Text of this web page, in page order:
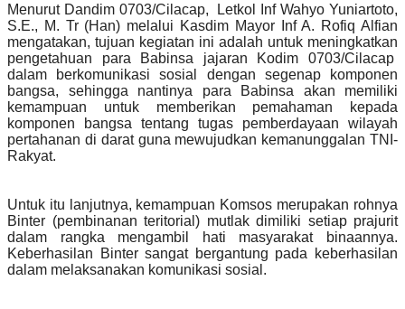
Menurut Dandim 0703/Cilacap, Letkol Inf Wahyo Yuniartoto,
S.E., M. Tr (Han) melalui Kasdim Mayor Inf A. Rofiq Alfian
mengatakan, tujuan kegiatan ini adalah untuk meningkatkan
pengetahuan para Babinsa jajaran Kodim 0703/Cilacap
dalam berkomunikasi sosial dengan segenap komponen
bangsa, sehingga nantinya para Babinsa akan memiliki
kemampuan untuk memberikan pemahaman kepada
komponen bangsa tentang tugas pemberdayaan wilayah
pertahanan di darat guna mewujudkan kemanunggalan TNI-
Rakyat.
Untuk itu lanjutnya, kemampuan Komsos merupakan rohnya
Binter (pembinanan teritorial) mutlak dimiliki setiap prajurit
dalam rangka mengambil hati masyarakat binaannya.
Keberhasilan Binter sangat bergantung pada keberhasilan
dalam melaksanakan komunikasi sosial.